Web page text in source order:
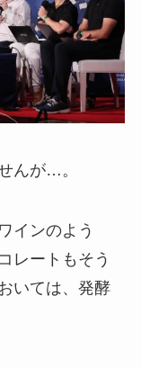
んが…。
インのよう
レートもそう
いては、発酵